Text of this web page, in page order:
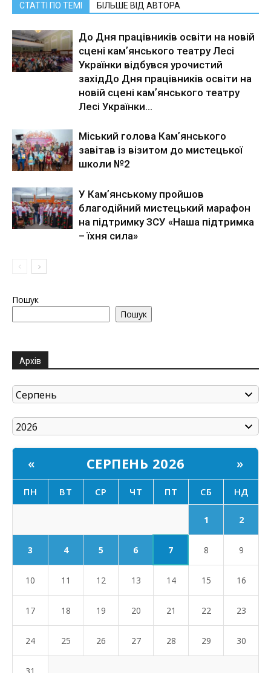
СТАТТІ ПО ТЕМІ БІЛЬШЕ ВІД АВТОРА
До Дня працівників освіти на новій
сцені камʼянського театру Лесі
Українки відбувся урочистий
західДо Дня працівників освіти на
новій сцені камʼянського театру
Лесі Українки...
Міський голова Камʼянського
завітав із візитом до мистецької
школи №2
У Камʼянському пройшов
благодійний мистецький марафон
на підтримку ЗСУ «Наша підтримка
– їхня сила»
Пошук
Пошук
Архів
« СЕРПЕНЬ 2026 »
ПН ВТ СР ЧТ ПТ СБ НД
1 2
3 4 5 6 7 8 9
10 11 12 13 14 15 16
17 18 19 20 21 22 23
24 25 26 27 28 29 30